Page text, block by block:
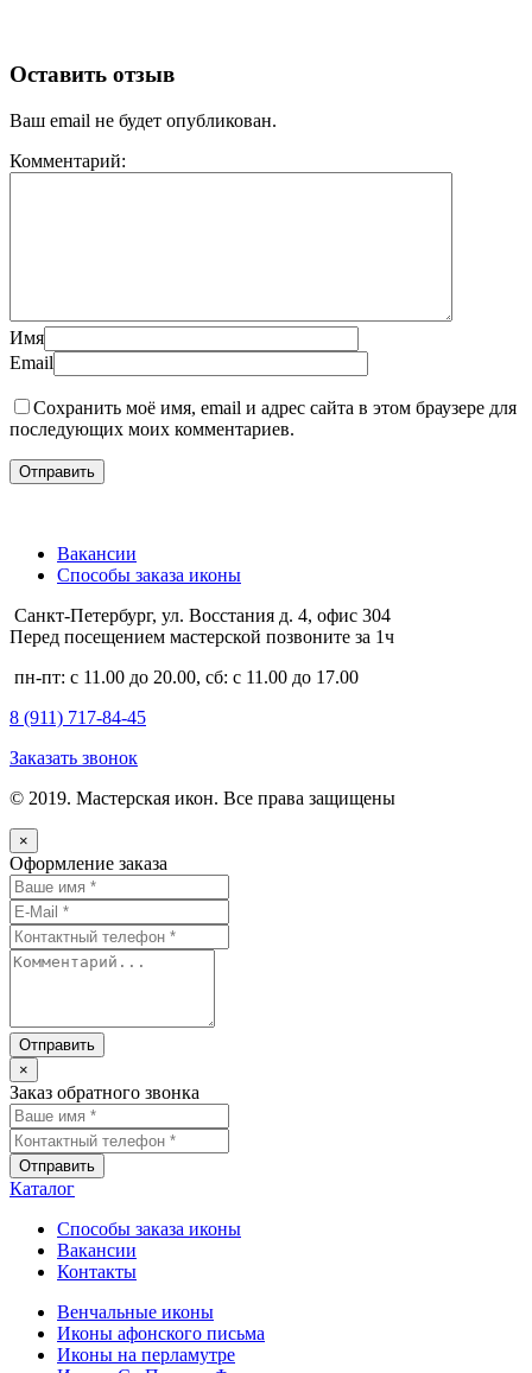
Оставить отзыв
Ваш email не будет опубликован.
Комментарий:
Имя
Email
Сохранить моё имя, email и адрес сайта в этом браузере для
последующих моих комментариев.
Вакансии
Способы заказа иконы
Санкт-Петербург, ул. Восстания д. 4, офис 304
Перед посещением мастерской позвоните за 1ч
пн-пт: с 11.00 до 20.00, сб: с 11.00 до 17.00
8 (911) 717-84-45
Заказать звонок
© 2019. Мастерская икон. Все права защищены
×
Оформление заказа
×
Заказ обратного звонка
Каталог
Способы заказа иконы
Вакансии
Контакты
Венчальные иконы
Иконы афонского письма
Иконы на перламутре